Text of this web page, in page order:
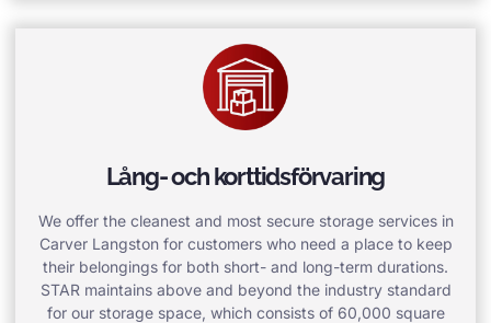
Lång- och korttidsförvaring
We offer the cleanest and most secure storage services in
Carver Langston for customers who need a place to keep
their belongings for both short- and long-term durations.
STAR maintains above and beyond the industry standard
for our storage space, which consists of 60,000 square